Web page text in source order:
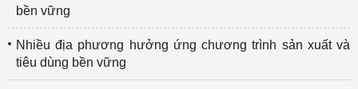
bền vững
Nhiều địa phương hưởng ứng chương trình sản xuất và
tiêu dùng bền vững